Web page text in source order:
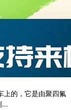
上的，它是由聚四氟
...